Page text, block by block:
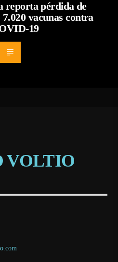
reporta pérdida de
vacunas contra
19
VOLTIO